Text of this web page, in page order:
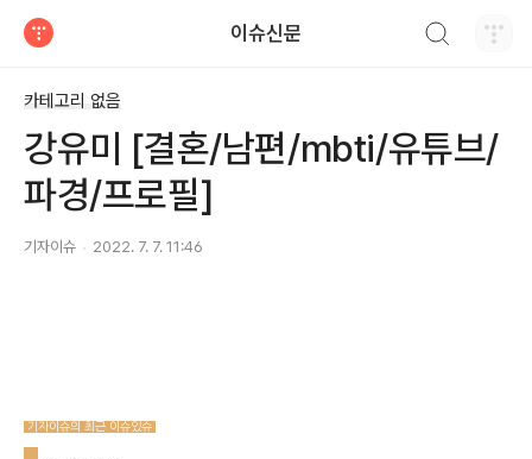
이슈신문
카테고리 없음
강유미 [결혼/남편/mbti/유튜브/
파경/프로필]
기자이슈 2022. 7. 7. 11:46
기자이슈의 최근 이슈있슈